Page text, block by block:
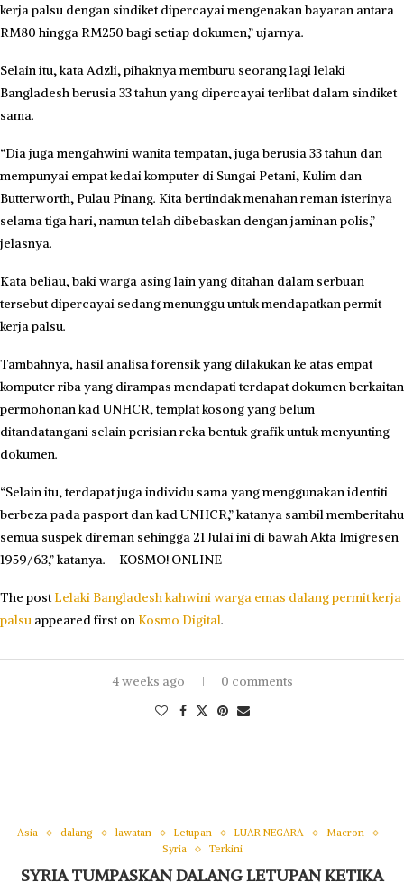
kerja palsu dengan sindiket dipercayai mengenakan bayaran antara
RM80 hingga RM250 bagi setiap dokumen,” ujarnya.
Selain itu, kata Adzli, pihaknya memburu seorang lagi lelaki
Bangladesh berusia 33 tahun yang dipercayai terlibat dalam sindiket
sama.
“Dia juga mengahwini wanita tempatan, juga berusia 33 tahun dan
mempunyai empat kedai komputer di Sungai Petani, Kulim dan
Butterworth, Pulau Pinang. Kita bertindak menahan reman isterinya
selama tiga hari, namun telah dibebaskan dengan jaminan polis,”
jelasnya.
Kata beliau, baki warga asing lain yang ditahan dalam serbuan
tersebut dipercayai sedang menunggu untuk mendapatkan permit
kerja palsu.
Tambahnya, hasil analisa forensik yang dilakukan ke atas empat
komputer riba yang dirampas mendapati terdapat dokumen berkaitan
permohonan kad UNHCR, templat kosong yang belum
ditandatangani selain perisian reka bentuk grafik untuk menyunting
dokumen.
“Selain itu, terdapat juga individu sama yang menggunakan identiti
berbeza pada pasport dan kad UNHCR,” katanya sambil memberitahu
semua suspek direman sehingga 21 Julai ini di bawah Akta Imigresen
1959/63,” katanya. – KOSMO! ONLINE
The postLelaki Bangladesh kahwini warga emas dalang permit kerja
palsu appeared first on Kosmo Digital.
4 weeks ago 0 comments
Asia dalang lawatan Letupan LUAR NEGARA
Macron
Syria
Terkini
SYRIA TUMPASKAN DALANG LETUPAN KETIKA